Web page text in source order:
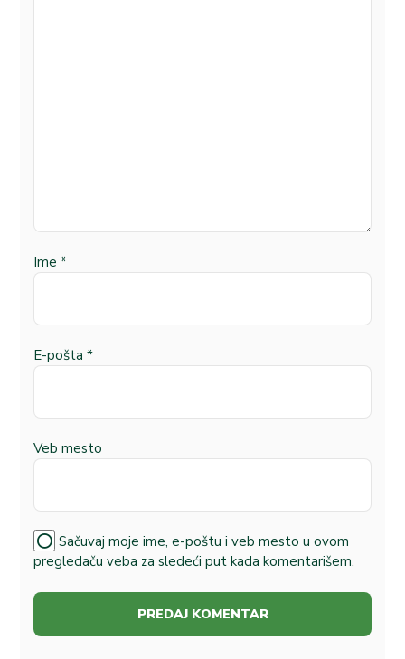
Ime *
E-pošta *
Veb mesto
Sačuvaj moje ime, e-poštu i veb mesto u ovom
pregledaču veba za sledeći put kada komentarišem.